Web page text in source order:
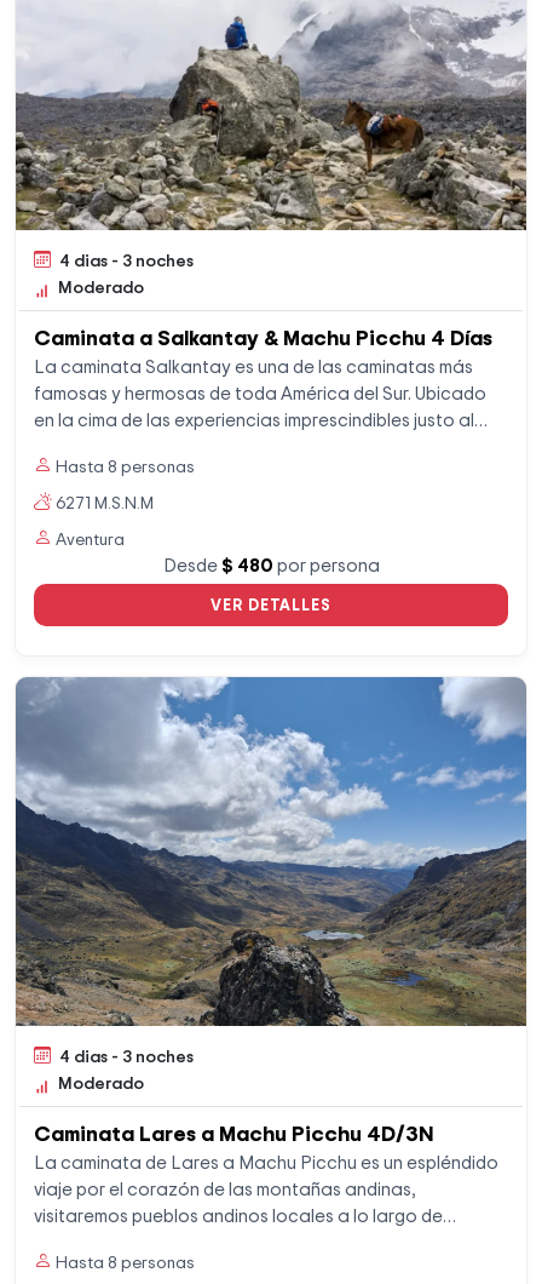
4 dias - 3 noches
Moderado
Caminata a Salkantay & Machu Picchu 4 Días
La caminata Salkantay es una de las caminatas más
famosas y hermosas de toda América del Sur. Ubicado
en la cima de las experiencias imprescindibles justo al
Hasta 8 personas
6271 M.S.N.M
Aventura
Desde$ 480por persona
VER DETALLES
4 dias - 3 noches
Moderado
Caminata Lares a Machu Picchu 4D/3N
La caminata de Lares a Machu Picchu es un espléndido
viaje por el corazón de las montañas andinas,
visitaremos pueblos andinos locales a lo largo de
Picchu es la menos transitada por los viajeros y es
Hasta 8 personas